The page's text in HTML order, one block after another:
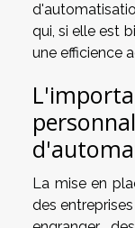
qui, si elle est
une efficience
La mise en
des